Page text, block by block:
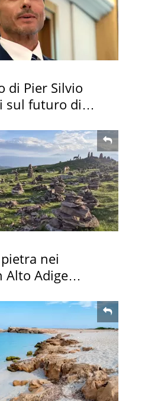
di Pier Silvio
sul futuro di
nei
Alto Adige